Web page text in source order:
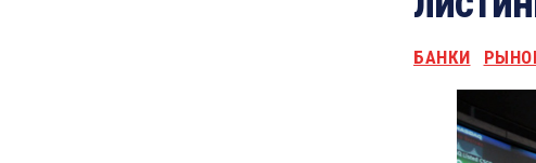
БАНКИ